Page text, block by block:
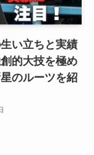
い立ちと実績
的大技を極め
のルーツを紹